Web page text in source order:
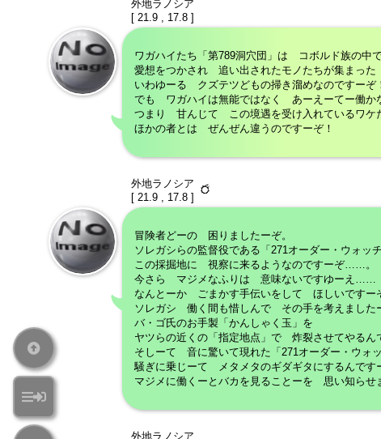
外地ラノシア
[ 21.9 , 17.8 ]
ワガハイたち「第789洞穴団」は コボルド族の中
愛想をつかされ 追い出されたモノたちが集まった
いわゆーる クズテツどもの掃き溜めなのですーぞ
でも ワガハイは無能ではなく あーえーてー働か
つまり 甘んじて この境遇を受け入れているワケ
ほかの者とは ぜんぜん違うのですーぞ！
外地ラノシア
[ 21.9 , 17.8 ]
冒険者どーの 困りましたーぞ。
ソレガシらの監督役である「271オーダー・ウォッ
この採掘地に 視察に来るようなのですーぞ……。
今さら マジメなふりは 意味ないですゆーえ……
なんとーか ごまかす手伝いをして ほしいですー
ソレガシ 働く間も惜しんで その手を考えました
バ・ゴ氏のお手製「かんしゃく玉」を
ヤツらの近くの「指定地点」で 炸裂させてやるん
そしーて 音に驚いて現れた「271オーダー・ウォ
騒ぎに乗じーて メタメタのギダギタにするんです
マジメに働くーとバカを見ることーを 思い知らせ
外地ラノシア